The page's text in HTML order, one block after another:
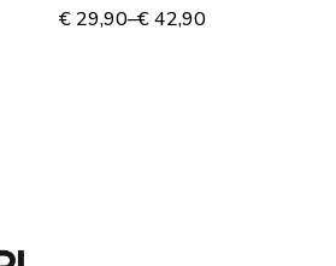
SONO DIFFICILI” – Adesivo
€29,90–€42,90